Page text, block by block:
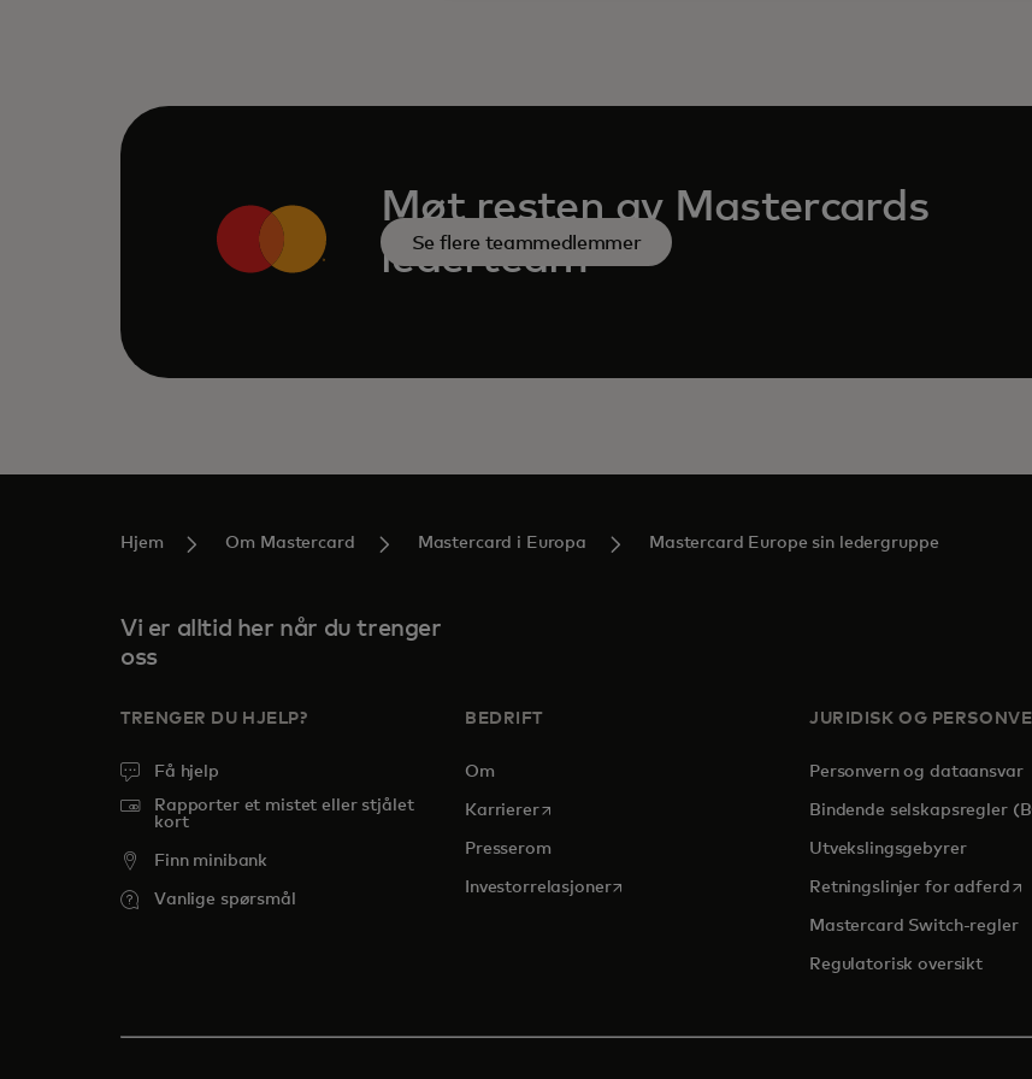
Møt resten av Mastercards
lederteam
Se flere teammedlemmer
Hjem Om Mastercard Mastercard i Europa Mastercard Europe sin ledergruppe
Vi er alltid her når du trenger
oss
TRENGER DU HJELP?
Få hjelp
Rapporter et mistet eller stjålet
kort
Finn minibank
Vanlige spørsmål
BEDRIFT
Om
Karriereropens in a new tab
Presserom
Investorrelasjoneropens in a new tab
JURIDISK OG
Personvern og dataansvar
Bindende selskapsregler
Utvekslingsgebyrer
Retningslinjer for adferd
Mastercard Switch-regler
Regulatorisk oversikt